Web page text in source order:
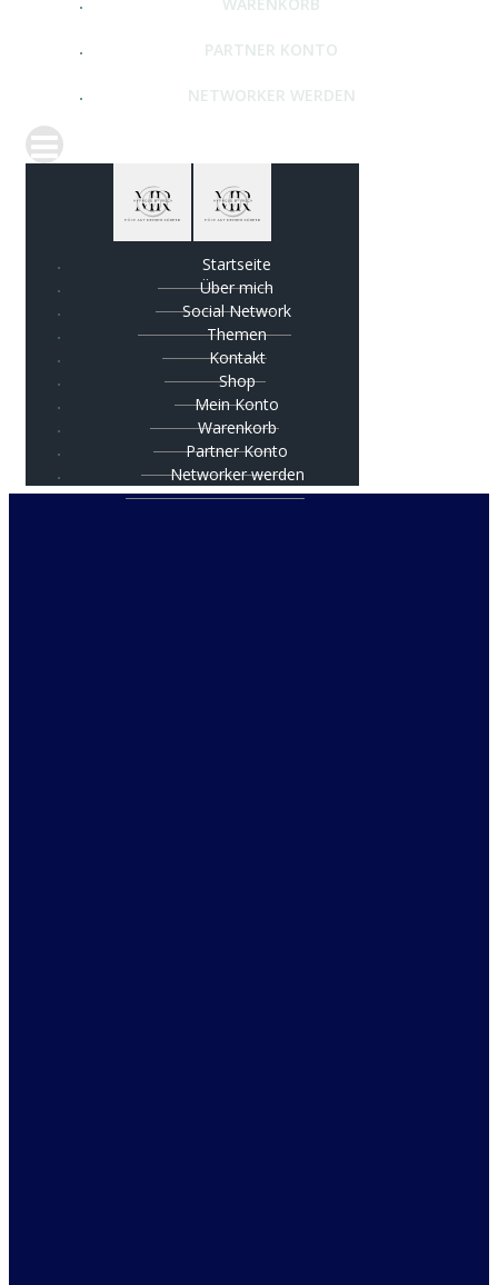
PARTNER KONTO
NETWORKER WERDEN
Startseite
Über mich
Social Network
Themen
Kontakt
Shop
Mein Konto
Warenkorb
Partner Konto
Networker werden